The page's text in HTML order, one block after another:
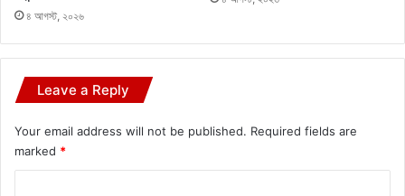
৪ আগস্ট, ২০২৬
Leave a Reply
Your email address will not be published. Required fields are
marked *